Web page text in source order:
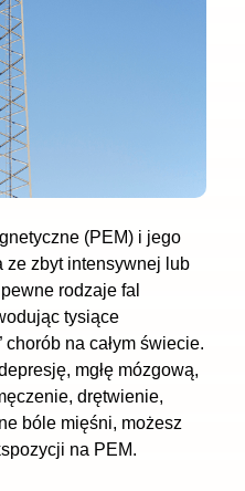
(PEM) i jego
ze zbyt intensywnej lub
rodzaje fal
tysiące
chorób na całym świecie.
mgłę mózgową,
drętwienie,
bóle mięśni, możesz
na PEM.